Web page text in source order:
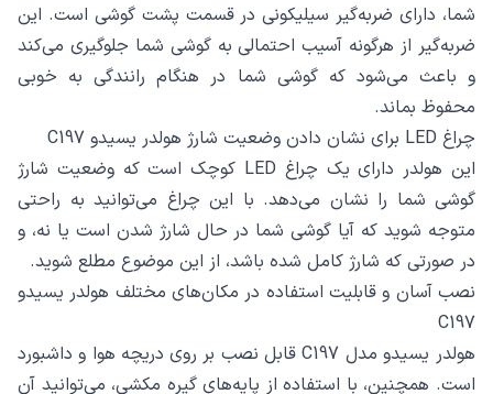
شما، دارای ضربه‌گیر سیلیکونی در قسمت پشت گوشی است. این
ضربه‌گیر از هرگونه آسیب احتمالی به گوشی شما جلوگیری می‌کند
و باعث می‌شود که گوشی شما در هنگام رانندگی به خوبی
محفوظ بماند.
چراغ LED برای نشان دادن وضعیت شارژ هولدر یسیدو C197
این هولدر دارای یک چراغ LED کوچک است که وضعیت شارژ
گوشی شما را نشان می‌دهد. با این چراغ می‌توانید به راحتی
متوجه شوید که آیا گوشی شما در حال شارژ شدن است یا نه، و
در صورتی که شارژ کامل شده باشد، از این موضوع مطلع شوید.
نصب آسان و قابلیت استفاده در مکان‌های مختلف هولدر یسیدو
C197
هولدر یسیدو مدل C197 قابل نصب بر روی دریچه هوا و داشبورد
است. همچنین، با استفاده از پایه‌های گیره مکشی، می‌توانید آن